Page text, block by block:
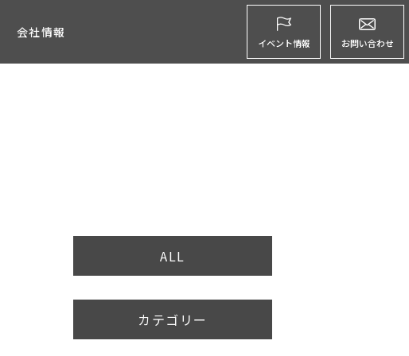
会社情報
イベント情報 お問い合わせ
ALL
カテゴリー